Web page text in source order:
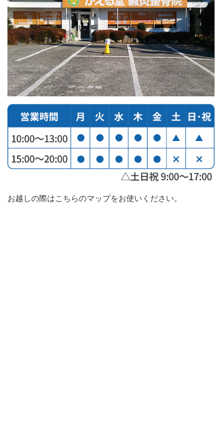
お越しの際はこちらのマップをお使いください。